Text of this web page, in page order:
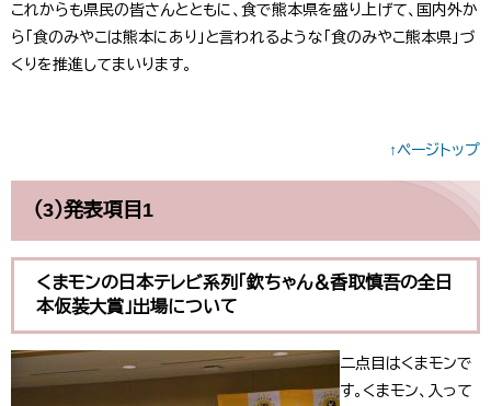
これからも県民の皆さんとともに、食で熊本県を盛り上げて、国内外か
ら「食のみやこは熊本にあり」と言われるような「食のみやこ熊本県」づ
くりを推進してまいります。
↑ページトップ
（3）発表項目1
くまモンの日本テレビ系列「欽ちゃん＆香取慎吾の全日
本仮装大賞」出場について
二点目はくまモンで
す。くまモン、入って